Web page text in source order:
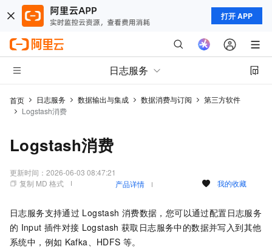
打开 APP
日志服务
首页 日志服务 数据输出与集成 数据消费与订阅
第三方软件
Logstash消费
Logstash消费
更新时间： 2026-06-03 08:47:21
复制 MD 格式
产品详情 我的收藏
日志服务支持通过 Logstash 消费数据，您可以通过配置日志服务
的 Input 插件对接 Logstash 获取 日志服务中的数据并写入到其他
系统中，例如 Kafka、HDFS 等。